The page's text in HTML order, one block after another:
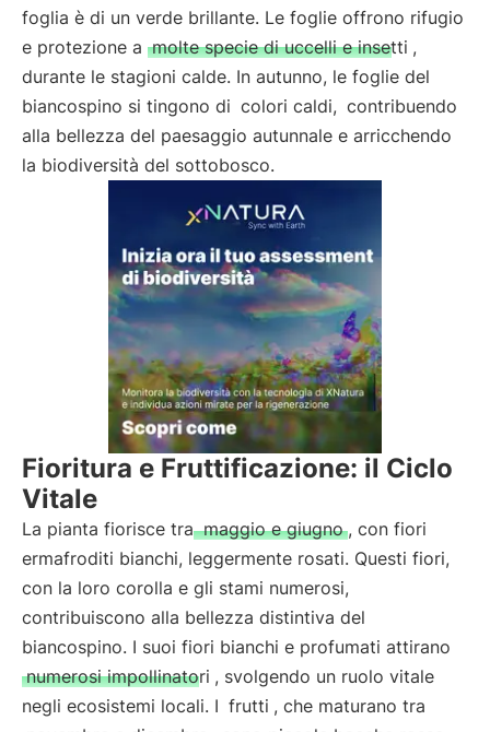
foglia è di un verde brillante. Le foglie offrono rifugio
e protezione a molte specie di uccelli e insetti ,
durante le stagioni calde. In autunno, le foglie del
biancospino si tingono di colori caldi, contribuendo
alla bellezza del paesaggio autunnale e arricchendo
la biodiversità del sottobosco.
Fioritura e Fruttificazione: il Ciclo
Vitale
La pianta fiorisce tra maggio e giugno , con fiori
ermafroditi bianchi, leggermente rosati. Questi fiori,
con la loro corolla e gli stami numerosi,
contribuiscono alla bellezza distintiva del
biancospino. I suoi fiori bianchi e profumati attirano
numerosi impollinatori , svolgendo un ruolo vitale
negli ecosistemi locali. I frutti , che maturano tra